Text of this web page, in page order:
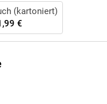
(kartoniert)
€